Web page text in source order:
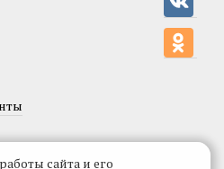
сайта и его